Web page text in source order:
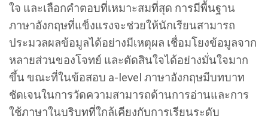
ใจ และเลือกคำตอบที่เหมาะสมที่สุด การมีพื้นฐาน
ภาษาอังกฤษที่แข็งแรงจะช่วยให้นักเรียนสามารถ
ประมวลผลข้อมูลได้อย่างมีเหตุผล เชื่อมโยงข้อมูลจาก
หลายส่วนของโจทย์ และตัดสินใจได้อย่างมั่นใจมาก
ขึ้น ขณะที่ในข้อสอบ a-level ภาษาอังกฤษมีบทบาท
ชัดเจนในการวัดความสามารถด้านการอ่านและการ
ใช้ภาษาในบริบทที่ใกล้เคียงกับการเรียนระดับ